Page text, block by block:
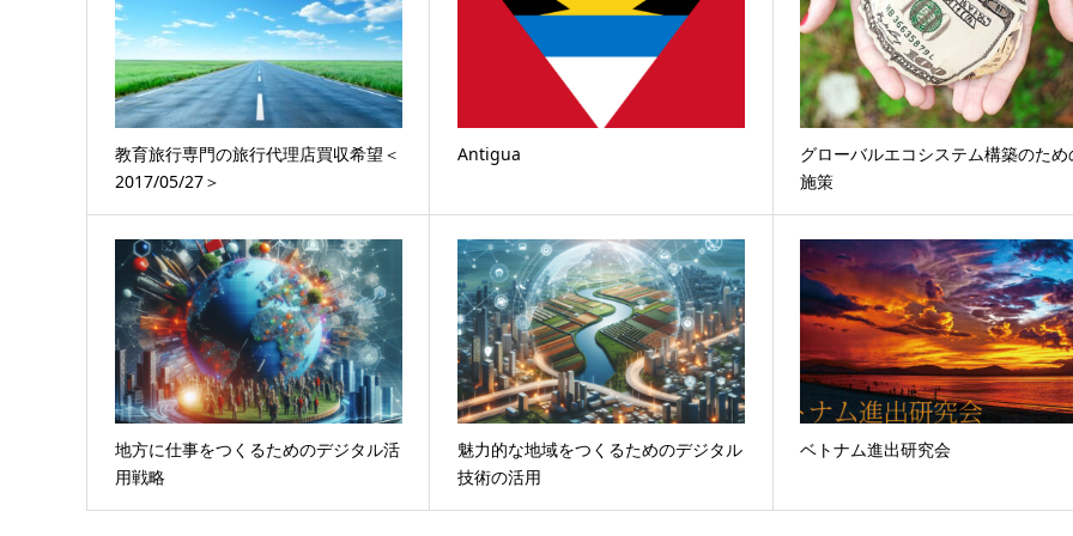
教育旅行専門の旅行代理店買収希望＜
2017/05/27＞
Antigua
グローバルエコシステム構築のため
施策
地方に仕事をつくるためのデジタル活
用戦略
魅力的な地域をつくるためのデジタル
技術の活用
ベトナム進出研究会